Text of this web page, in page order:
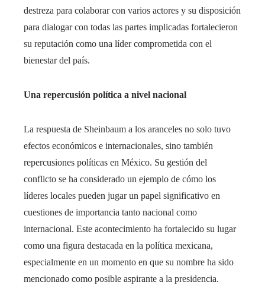
destreza para colaborar con varios actores y su disposición
para dialogar con todas las partes implicadas fortalecieron
su reputación como una líder comprometida con el
bienestar del país.
Una repercusión política a nivel nacional
La respuesta de Sheinbaum a los aranceles no solo tuvo
efectos económicos e internacionales, sino también
repercusiones políticas en México. Su gestión del
conflicto se ha considerado un ejemplo de cómo los
líderes locales pueden jugar un papel significativo en
cuestiones de importancia tanto nacional como
internacional. Este acontecimiento ha fortalecido su lugar
como una figura destacada en la política mexicana,
especialmente en un momento en que su nombre ha sido
mencionado como posible aspirante a la presidencia.